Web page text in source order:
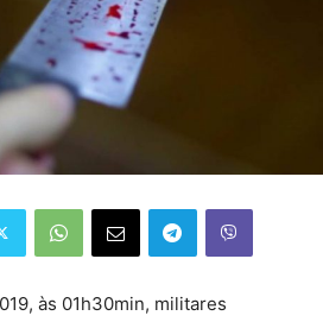
às 01h30min, militares